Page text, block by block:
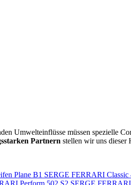
Umwelteinflüsse müssen spezielle
Partnern stellen wir uns dieser
Plane B1 SERGE FERRARI Classic
Perform 502 S2 SERGE